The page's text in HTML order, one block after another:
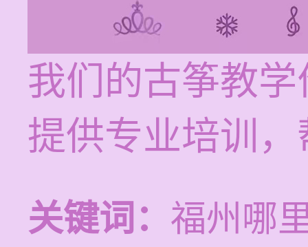
我们的古筝教
提供专业培训
关键词： 福州哪